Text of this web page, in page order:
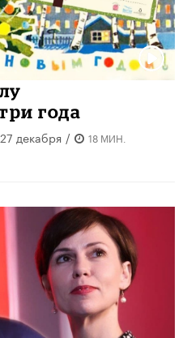
года
27 декабря / 18 МИН.